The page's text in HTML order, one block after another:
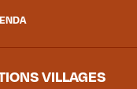
VILLAGES